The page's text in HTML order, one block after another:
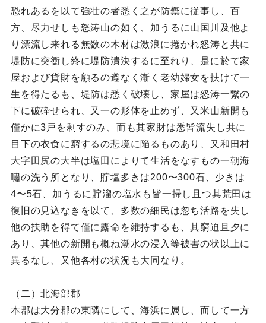
恐れあるを以て強壮の者悉く之が防禦に従事し、百
方、尽力せしも怒涛山の如く、加うるに山国川及他よ
り漂流し来れる無数の木材は激浪に捲かれ怒涛と共に
堤防に突衝し終に堤防潰決するに至れり、是に於て家
屋および貨財を顧るの遵なく漸く老幼婦女を扶けて一
生を得たるも、堤防は悉く破壊し、家屋は怒涛一繋の
下に破砕せられ、又一の形体を止めず、又米山新開も
僅かに3戸を剰すのみ、而も其家財は悉皆流失し共に
目下の衣食に窮するの悲境に陥るものあり、又和田村
大字田尻の大半は塩田によりて生活をなすもの一朝海
嘯の洗う所となり、貯塩多きは200〜300石、少きは
4〜5石、加うるに貯溜の塩水も皆一掃し且つ其荒田は
復旧の見込なきを以て、多数の細民は忽ち活路を失し
他の扶助を得て僅に露命を維持するも、其窮迫且夕に
あり、其他の新開も概ね潮水の浸入等被害の状以上に
異るなし、又他各村の状況も大同なり。
（二）北海部郡
本郡は大分郡の東隣にして、海浜に属し、而して一方